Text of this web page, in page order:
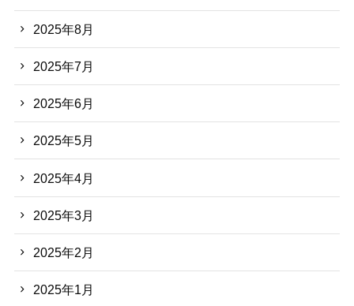
2025年8月
2025年7月
2025年6月
2025年5月
2025年4月
2025年3月
2025年2月
2025年1月